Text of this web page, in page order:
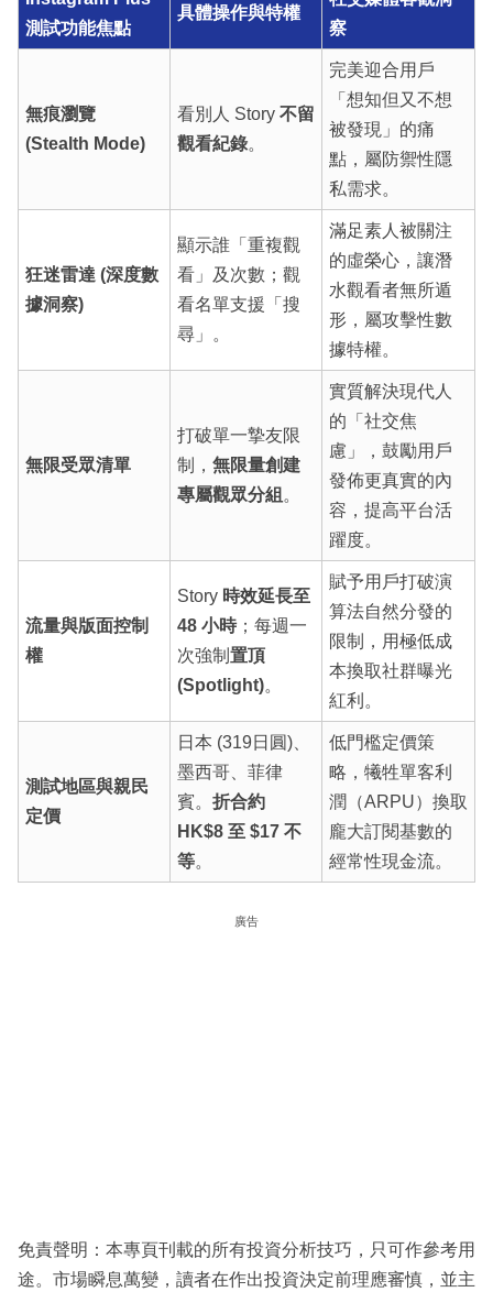
測試功能焦點
具體操作與特權
察
無痕瀏覽
(Stealth Mode)
看別人 Story 不留
觀看紀錄。
完美迎合用戶
「想知但又不想
被發現」的痛
點，屬防禦性隱
私需求。
狂迷雷達 (深度數
據洞察)
顯示誰「重複觀
看」及次數；觀
看名單支援「搜
尋」。
滿足素人被關注
的虛榮心，讓潛
水觀看者無所遁
形，屬攻擊性數
據特權。
無限受眾清單
打破單一摯友限
制， 無限量創建
專屬觀眾分組 。
實質解決現代人
的「社交焦
慮」，鼓勵用戶
發佈更真實的內
容，提高平台活
躍度。
流量與版面控制
權
Story 時效延長至
48 小時；每週一
次強制 置頂
(Spotlight)。
賦予用戶打破演
算法自然分發的
限制，用極低成
本換取社群曝光
紅利。
測試地區與親民
定價
日本 (319日圓)、
墨西哥、菲律
賓。 折合約
HK$8 至 $17 不
等。
低門檻定價策
略，犧牲單客利
潤（ARPU）換取
龐大訂閱基數的
經常性現金流。
廣告
免責聲明：本專頁刊載的所有投資分析技巧，只可作參考用
途。市場瞬息萬變，讀者在作出投資決定前理應審慎，並主